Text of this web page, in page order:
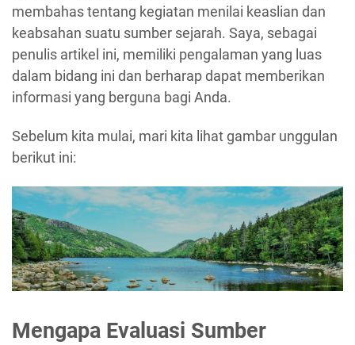
membahas tentang kegiatan menilai keaslian dan
keabsahan suatu sumber sejarah. Saya, sebagai
penulis artikel ini, memiliki pengalaman yang luas
dalam bidang ini dan berharap dapat memberikan
informasi yang berguna bagi Anda.
Sebelum kita mulai, mari kita lihat gambar unggulan
berikut ini:
Mengapa Evaluasi Sumber